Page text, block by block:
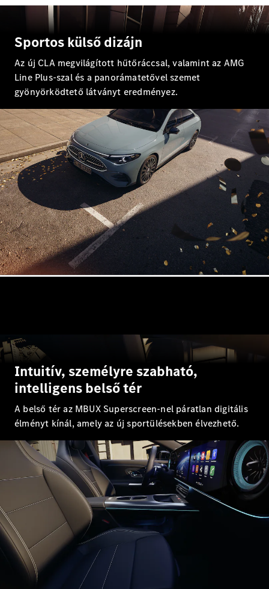
EQE
Limuzin
EQS
Limuzin
Új Elektromos
E-osztály
Limuzin
S-osztály
S-osztály
Limuzin
hosszú
Mercedes-
Maybach
S-osztály
Új
Online
Bemutatóterem
SUV
EQS
SUV
Mercedes-
Maybach
EQS SUV
Elektromos
GLA
GLA
Új
GLA Új Elektromos
GLB Elektromos
GLB Új
GLC Elektromos
GLC
GLC Coupé
GLE
Coupé
Új
GLS
Mercedes-
Maybach
Új
Sportos külső dizájn
Az új CLA megvilágított hűtőráccsal, valamint az AMG
Line Plus-szal és a panorámatetővel szemet
gyönyörködtető látványt eredményez.
Intuitív, személyre szabható,
intelligens belső tér
A belső tér az MBUX Superscreen-nel páratlan digitális
élményt kínál, amely az új sportülésekben élvezhető.